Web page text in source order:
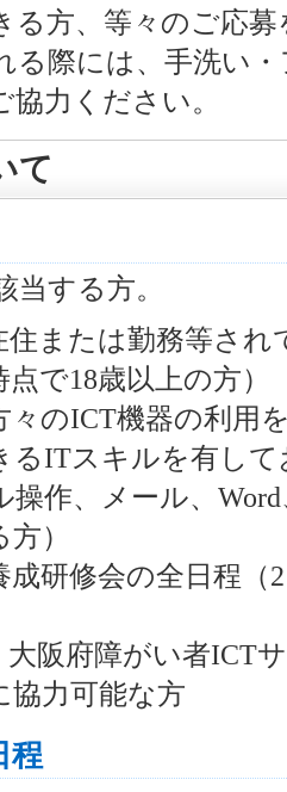
る方、等々のご応
る際には、手洗い
力ください。
て
当する方。
住または勤務等され
点で18歳以上の方）
々のICT機器の利用
るITスキルを有し
操作、メール、
）
成研修会の全日程（
大阪府障がい者ICT
協力可能な方
程